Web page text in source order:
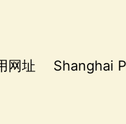
网址 Shanghai